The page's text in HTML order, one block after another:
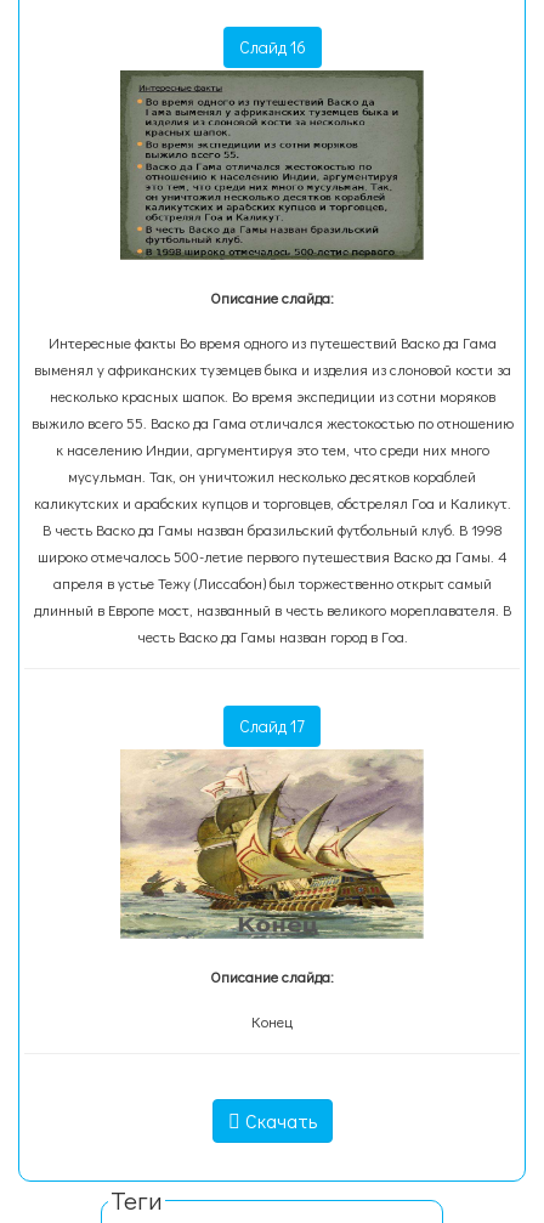
Слайд 16
Описание слайда:
Интересные факты Во время одного из путешествий Васко да Гама
выменял у африканских туземцев быка и изделия из слоновой кости за
несколько красных шапок. Во время экспедиции из сотни моряков
выжило всего 55. Васко да Гама отличался жестокостью по отношению
к населению Индии, аргументируя это тем, что среди них много
мусульман. Так, он уничтожил несколько десятков кораблей
каликутских и арабских купцов и торговцев, обстрелял Гоа и Каликут.
В честь Васко да Гамы назван бразильский футбольный клуб. В 1998
широко отмечалось 500-летие первого путешествия Васко да Гамы. 4
апреля в устье Тежу (Лиссабон) был торжественно открыт самый
длинный в Европе мост, названный в честь великого мореплавателя. В
честь Васко да Гамы назван город в Гоа.
Слайд 17
Описание слайда:
Конец
Скачать
Теги